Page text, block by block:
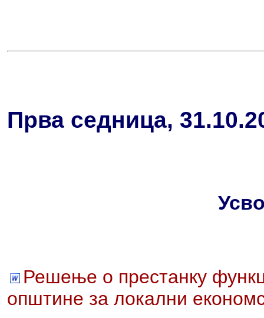
Прва седница,
Решење о престанку
општине за локални